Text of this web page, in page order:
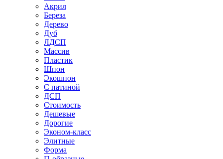
Акрил
Береза
Дерево
Дуб
ЛДСП
Массив
Пластик
Шпон
Экошпон
С патиной
ДСП
Стоимость
Дешевые
Дорогие
Эконом-класс
Элитные
Форма